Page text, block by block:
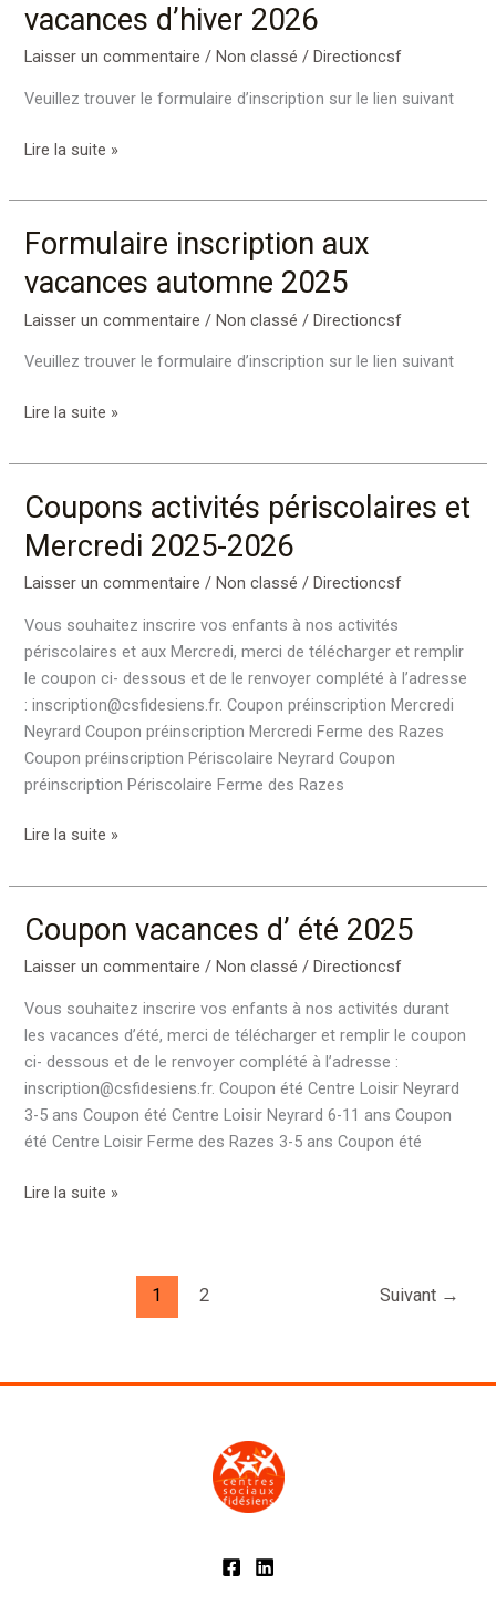
vacances d’hiver 2026
Laisser un commentaire /Non classé /Directioncsf
Veuillez trouver le formulaire d’inscription sur le lien suivant
aux
vacances
2026
Lire la suite »
Formulaire inscription aux
vacances automne 2025
Laisser un commentaire /Non classé /Directioncsf
Veuillez trouver le formulaire d’inscription sur le lien suivant
Formulaire
aux
vacances
2025
Lire la suite »
Coupons activités périscolaires et
Mercredi 2025-2026
Laisser un commentaire /Non classé /Directioncsf
Vous souhaitez inscrire vos enfants à nos activités
périscolaires et aux Mercredi, merci de télécharger et remplir
le coupon ci- dessous et de le renvoyer complété à l’adresse
: inscription@csfidesiens.fr. Coupon préinscription Mercredi
Neyrard Coupon préinscription Mercredi Ferme des Razes
Coupon préinscription Périscolaire Neyrard Coupon
préinscription Périscolaire Ferme des Razes
Coupons
activités
périscolaires
et
2025-
2026
Lire la suite »
Coupon vacances d’ été 2025
Laisser un commentaire / Non classé / Directioncsf
Vous souhaitez inscrire vos enfants à nos activités durant
les vacances d’été, merci de télécharger et remplir le coupon
ci- dessous et de le renvoyer complété à l’adresse :
inscription@csfidesiens.fr. Coupon été Centre Loisir Neyrard
3-5 ans Coupon été Centre Loisir Neyrard 6-11 ans Coupon
été Centre Loisir Ferme des Razes 3-5 ans Coupon été
Coupon
vacances
d’
été
2025
Lire la suite »
1 2 Suivant →